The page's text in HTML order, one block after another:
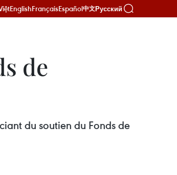
EnglishFrançaisEspañol中文Русский
de
du soutien du Fonds de